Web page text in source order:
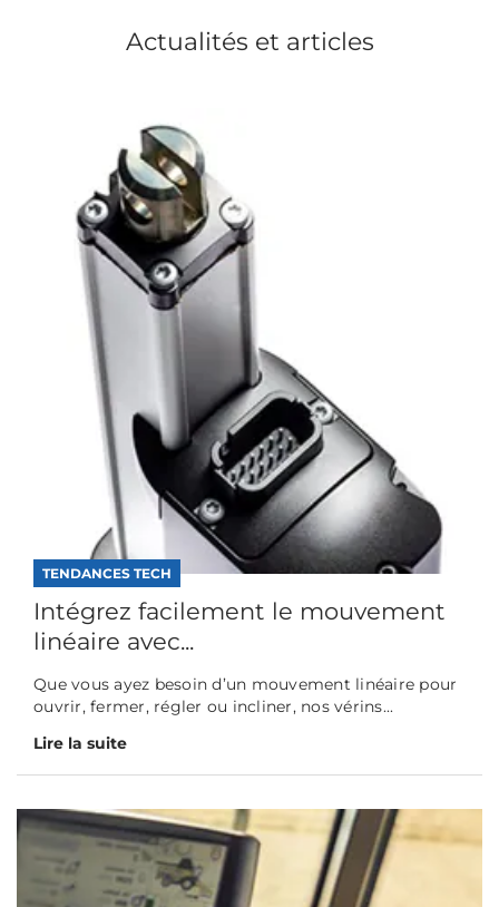
Actualités et articles
TENDANCES TECH
Intégrez facilement le mouvement
linéaire avec...
Que vous ayez besoin d’un mouvement linéaire pour
ouvrir, fermer, régler ou incliner, nos vérins...
Lire la suite